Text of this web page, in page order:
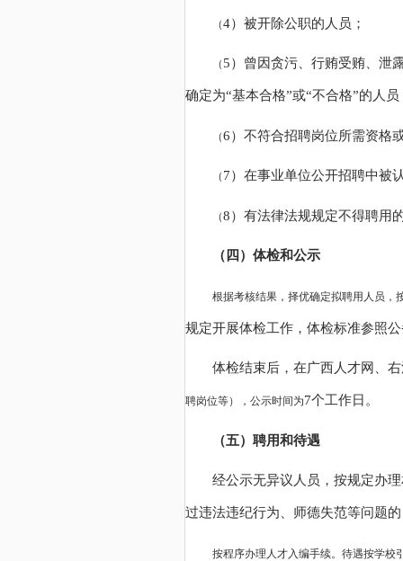
（4）被开除公职的人员；
（ 5）曾因贪污、行贿受贿、泄
确定为“基本合格”或“不合格”的人员
（6）不符合招聘岗位所需资格
（ 7）在事业单位公开招聘中被
（8）有法律法规规定不得聘用
（四）体检和公示
根据考核结果，择优确定拟聘用人员，
规定开展体检工作，体检标准参照
体检结束后，在广西人才网、
聘岗位等），公示时间为7个工作日。
（五）聘用和待遇
经公示无异议人员，按规定办
过违法违纪行为、师德失范等问题
按程序办理人才入编手续。待遇按学校